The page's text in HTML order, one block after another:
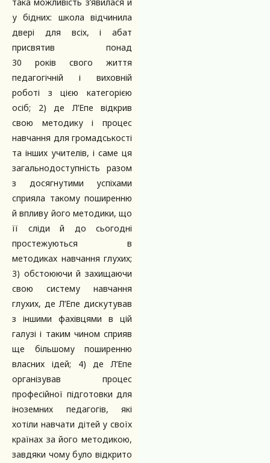
у бідних: школа відчинила
двері для всіх, і абат
присвятив понад
30 років свого життя
педагогічній і виховній
роботі з цією категорією
осіб; 2) де Л’Епе відкрив
свою методику і процес
навчання для громадськості
та інших учителів, і саме ця
загальнодоступність разом
з досягнутими успіхами
сприяла такому поширенню
й впливу його методики, що
її сліди й до сьогодні
простежуються в
методиках навчання глухих;
3) обстоюючи й захищаючи
свою систему навчання
глухих, де Л’Епе дискутував
з іншими фахівцями в цій
галузі і таким чином сприяв
ще більшому поширенню
власних ідей; 4) де Л’Епе
організував процес
професійної підготовки для
іноземних педагогів, які
хотіли навчати дітей у своїх
країнах за його методикою,
завдяки чому було відкрито